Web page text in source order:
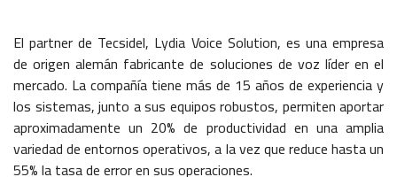
El partner de Tecsidel, Lydia Voice Solution, es una empresa
de origen alemán fabricante de soluciones de voz líder en el
mercado. La compañía tiene más de 15 años de experiencia y
los sistemas, junto a sus equipos robustos, permiten aportar
aproximadamente un 20% de productividad en una amplia
variedad de entornos operativos, a la vez que reduce hasta un
55% la tasa de error en sus operaciones.